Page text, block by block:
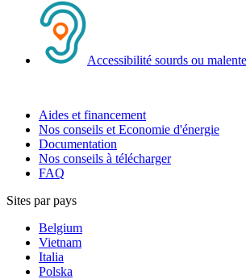
Accessibilité sourds ou
Aides et financement
Nos conseils et Economie d'énergie
Documentation
Nos conseils à télécharger
FAQ
Sites par pays
Belgium
Vietnam
Italia
Polska